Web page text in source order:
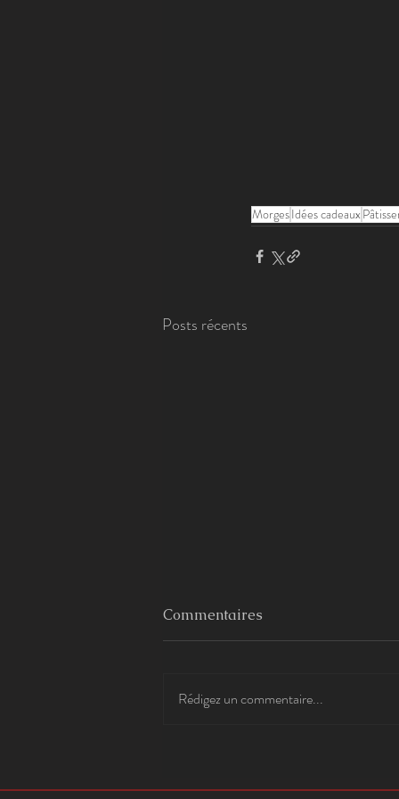
MorgesIdées cadeaux
Posts récents
Commentaires
Rédigez un commentaire...